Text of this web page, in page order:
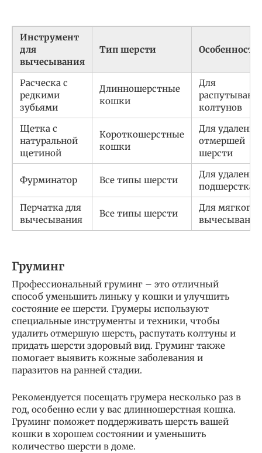
Инструмент
для
вычесывания
Тип шерсти Особенности
Расческа с
редкими
зубьями
Длинношерстные
кошки
Для
колтунов
Щетка с
натуральной
щетиной
Короткошерстные
кошки
Для удаления
отмершей
шерсти
Фурминатор Все типы шерсти
Для удаления
подшерстка
Перчатка для
вычесывания
Все типы шерсти
Для мягкого
вычесывания
Груминг
Профессиональный груминг – это отличный
способ уменьшить линьку у кошки и улучшить
состояние ее шерсти. Грумеры используют
специальные инструменты и техники, чтобы
удалить отмершую шерсть, распутать колтуны и
придать шерсти здоровый вид. Груминг также
помогает выявить кожные заболевания и
паразитов на ранней стадии.
Рекомендуется посещать грумера несколько раз в
год, особенно если у вас длинношерстная кошка.
Груминг поможет поддерживать шерсть вашей
кошки в хорошем состоянии и уменьшить
количество шерсти в доме.